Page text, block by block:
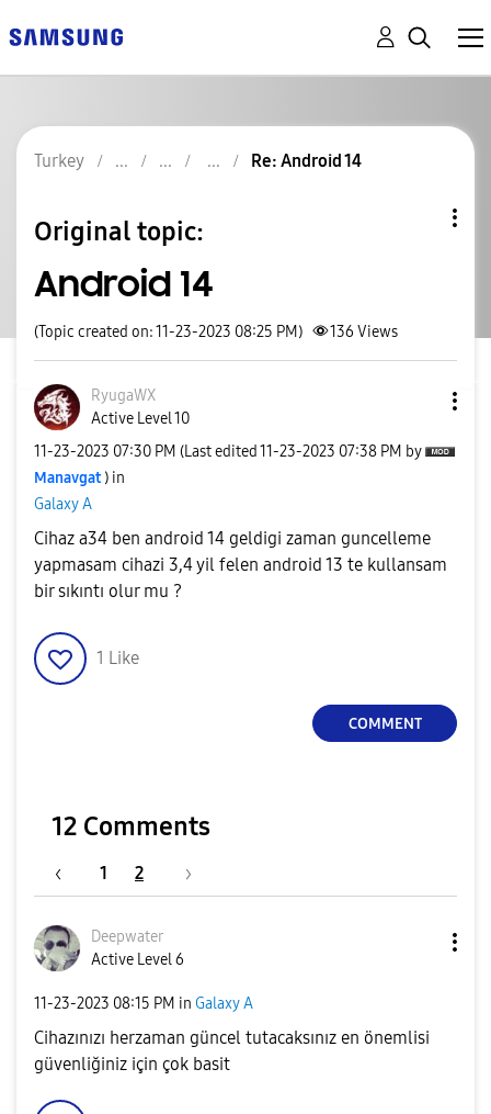
Turkey Re: Android 14
Original topic:
Android 14
(Topic created on: 11-23-2023 08:25 PM) 136 Views
RyugaWX
Active Level 10
‎11-23-2023 07:30 PM (Last edited ‎11-23-2023 07:38 PM by
Manavgat ) in
Galaxy A
Cihaz a34 ben android 14 geldigi zaman guncelleme
yapmasam cihazi 3,4 yil felen android 13 te kullansam
bir sıkıntı olur mu ?
1 Like
COMMENT
12 Comments
1 2
Deepwater
Active Level 6
‎11-23-2023 08:15 PM in Galaxy A
Cihazınızı herzaman güncel tutacaksınız en önemlisi
güvenliğiniz için çok basit